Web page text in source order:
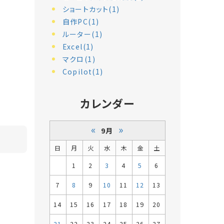
ショートカット(1)
自作PC(1)
ルーター(1)
Excel(1)
マクロ(1)
Copilot(1)
カレンダー
« 9月 »
日 月 火 水 木 金
土
1
2 3 4 5 6
7 8 9 10 11 12 13
14 15 16 17 18 19 20